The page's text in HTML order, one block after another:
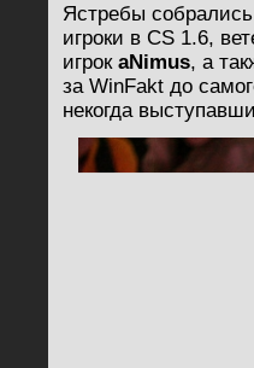
Ястребы
игроки в CS 1.6,
игрок aNimus, а
за WinFakt до
некогда